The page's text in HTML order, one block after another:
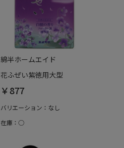
綿半ホームエイド
花ふぜい紫徳用大型
￥877
バリエーション：なし
在庫：○